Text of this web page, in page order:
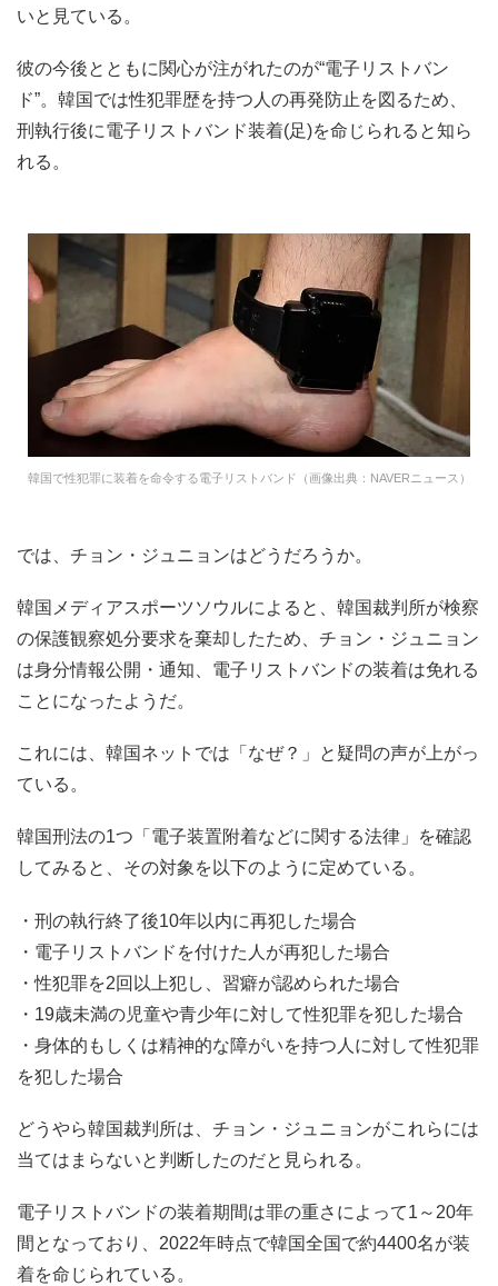
いと見ている。
彼の今後とともに関心が注がれたのが“電子リストバン
ド”。韓国では性犯罪歴を持つ人の再発防止を図るため、
刑執行後に電子リストバンド装着(足)を命じられると知ら
れる。
韓国で性犯罪に装着を命令する電子リストバンド（画像出典：NAVERニュース）
では、チョン・ジュニョンはどうだろうか。
韓国メディアスポーツソウルによると、韓国裁判所が検察
の保護観察処分要求を棄却したため、チョン・ジュニョン
は身分情報公開・通知、電子リストバンドの装着は免れる
ことになったようだ。
これには、韓国ネットでは「なぜ？」と疑問の声が上がっ
ている。
韓国刑法の1つ「電子装置附着などに関する法律」を確認
してみると、その対象を以下のように定めている。
・刑の執行終了後10年以内に再犯した場合
・電子リストバンドを付けた人が再犯した場合
・性犯罪を2回以上犯し、習癖が認められた場合
・19歳未満の児童や青少年に対して性犯罪を犯した場合
・身体的もしくは精神的な障がいを持つ人に対して性犯罪
を犯した場合
どうやら韓国裁判所は、チョン・ジュニョンがこれらには
当てはまらないと判断したのだと見られる。
電子リストバンドの装着期間は罪の重さによって1～20年
間となっており、2022年時点で韓国全国で約4400名が装
着を命じられている。